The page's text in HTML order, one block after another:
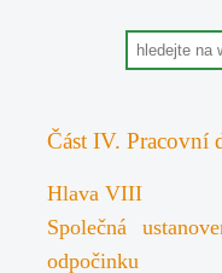
Část IV. Pracovní
Hlava VIII
Společná
odpočinku